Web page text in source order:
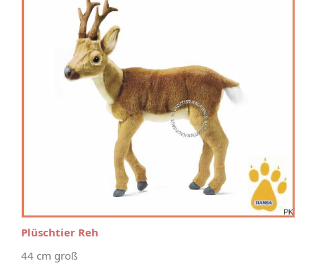
Plüschtier Reh
44 cm groß